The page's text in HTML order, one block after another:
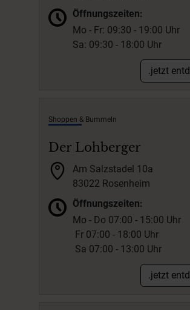
Öffnungszeiten:
Mo - Fr: 09:30 - 19:00 Uhr
Sa: 09:30 - 18:00 Uhr
.jetzt
Shoppen & Bummeln
Der Lohberger
Am Salzstadel 10a
83022 Rosenheim
Öffnungszeiten:
Mo - Do 07:00 - 15:00 Uhr
Fr 07:00 - 18:00 Uhr
Sa 07:00 - 13:00 Uhr
.jetzt